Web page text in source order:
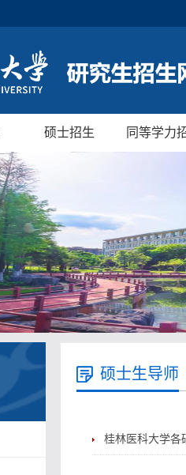
硕士招生 同等学力
硕士生导师
桂林医科大学各